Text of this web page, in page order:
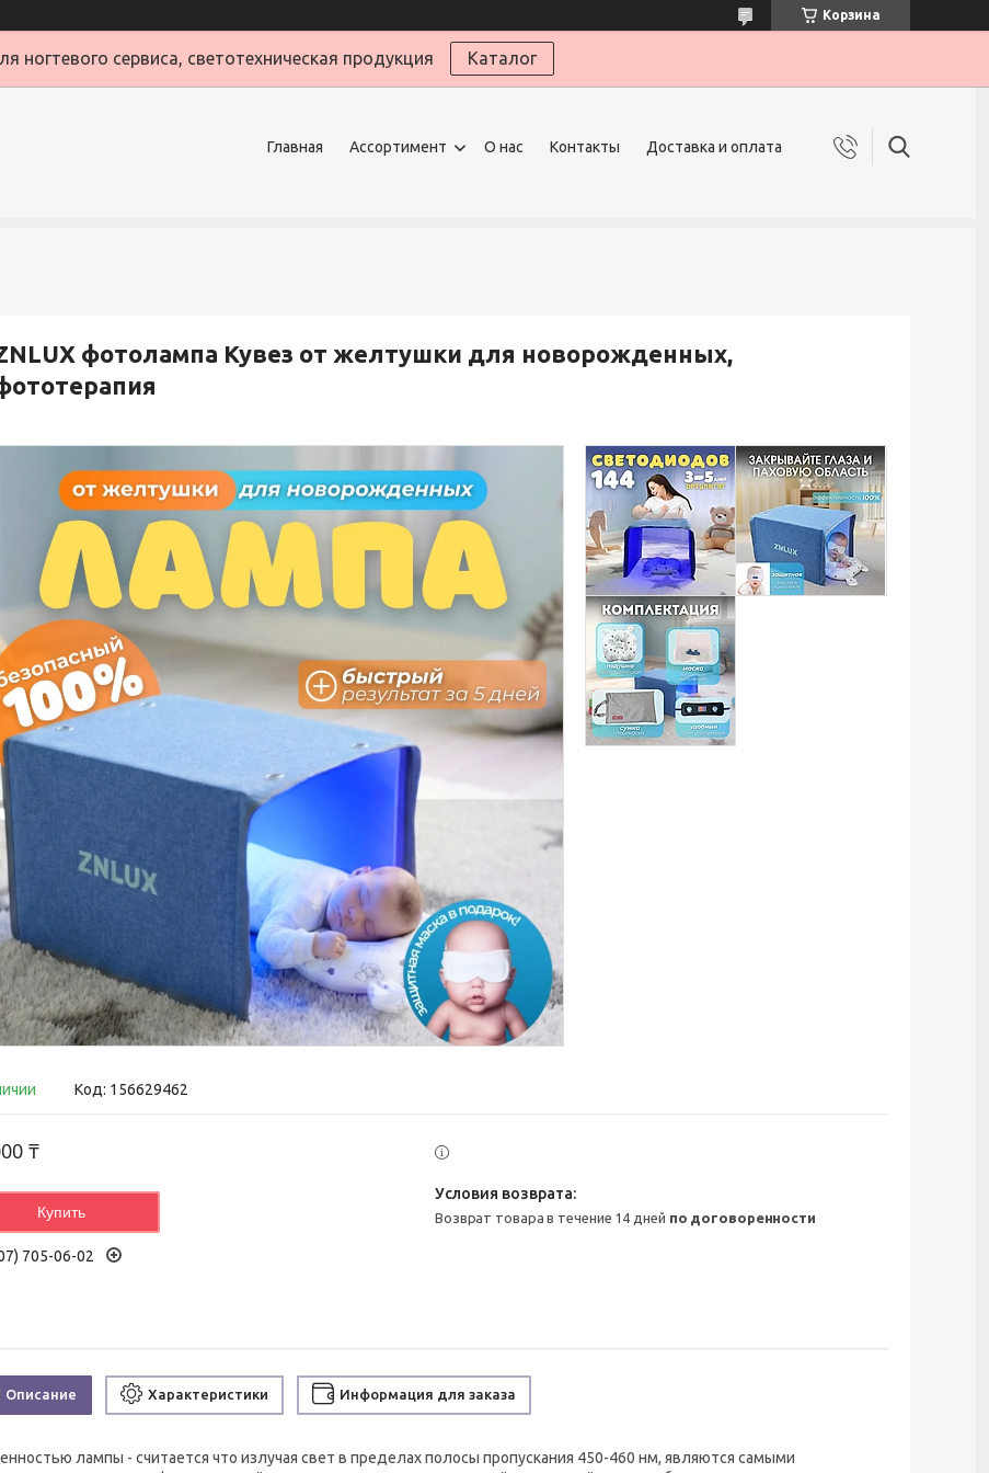
Корзина
ногтевого сервиса, светотехническая продукция Каталог
Главная Ассортимент О нас Контакты Доставка и оплата
фотолампа Кувез от желтушки для новорожденных,
Код: 156629462
₸
Купить
705-06-02
возврат товара в течение 14 дней по договоренности
Описание Характеристики Информация для заказа
лампы - считается что излучая свет в пределах полосы пропускания 450-460 нм, являются самыми